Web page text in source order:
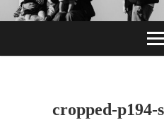
ブラン
ー 嶋
長崎 カメラマン
cropped-p194-